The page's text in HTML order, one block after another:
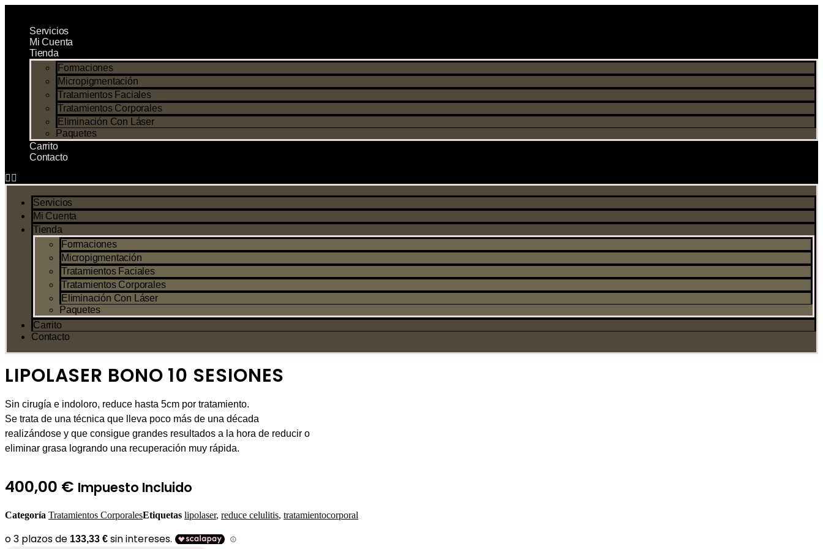
contenidoServicios
Mi Cuenta
Tienda
Formaciones
Micropigmentación
Tratamientos Faciales
Tratamientos Corporales
Eliminación Con Láser
Paquetes
Carrito
Contacto
Servicios
Mi Cuenta
Tienda
Formaciones
Micropigmentación
Tratamientos Faciales
Tratamientos Corporales
Eliminación Con Láser
Paquetes
Carrito
Contacto
LIPOLASER BONO 10 SESIONES
Sin cirugía e indoloro, reduce hasta 5cm por tratamiento.
Se trata de una técnica que lleva poco más de una década
realizándose y que consigue grandes resultados a la hora de reducir o
eliminar grasa logrando una recuperación muy rápida.
400,00 € Impuesto Incluido
Categoría Tratamientos CorporalesEtiquetas lipolaser, reduce celulitis, tratamientocorporal